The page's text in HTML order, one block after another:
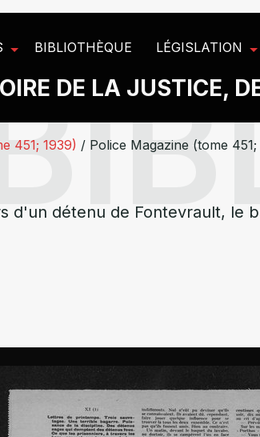
BIBLIOTHÈQUE LÉGISLATION
DE LA JUSTICE,
451; 1939) / Police Magazine (tome
d'un détenu de Fontevrault, le